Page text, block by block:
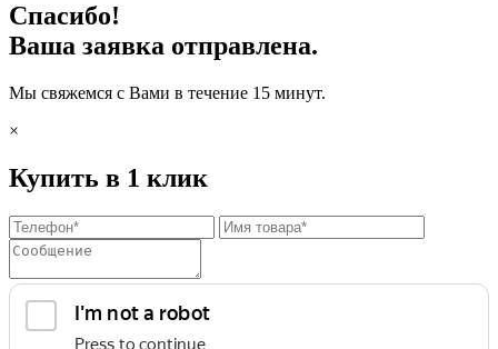
Спасибо!
Ваша заявка отправлена.
Мы свяжемся с Вами в течение 15 минут.
×
Купить в 1 клик